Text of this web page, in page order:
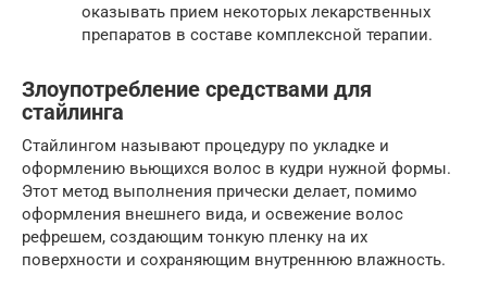
оказывать прием некоторых лекарственных
препаратов в составе комплексной терапии.
Злоупотребление средствами для
стайлинга
Стайлингом называют процедуру по укладке и
оформлению вьющихся волос в кудри нужной формы.
Этот метод выполнения прически делает, помимо
оформления внешнего вида, и освежение волос
рефрешем, создающим тонкую пленку на их
поверхности и сохраняющим внутреннюю влажность.